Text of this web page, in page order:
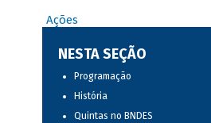
Ações
NESTA SEÇÃO
Programação
História
Quintas no BNDES